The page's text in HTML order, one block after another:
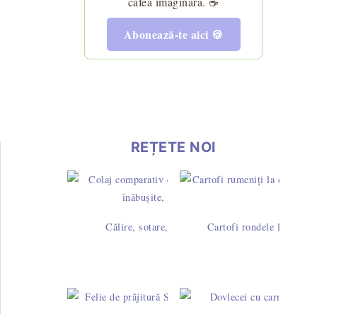
Abonează-te aici 🍪
REȚETE NOI
Călire, sotare, rumenire sau prăjire? Diferențe și timpi
Cartofi rondele la cuptor cu